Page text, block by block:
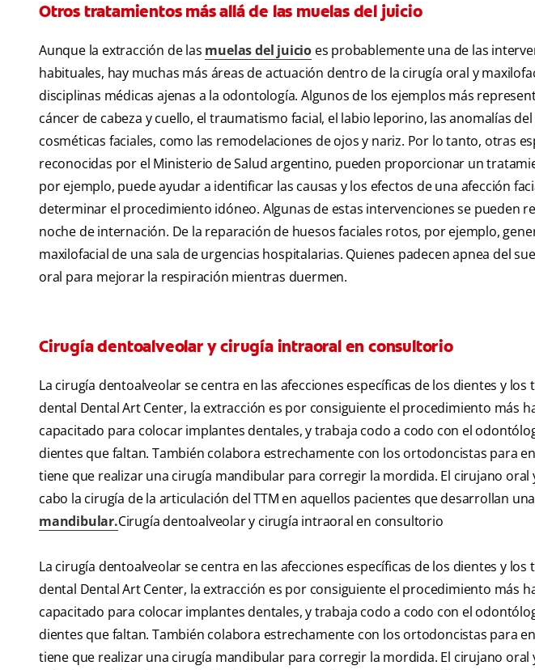
Otros tratamientos más allá de las muelas del juicio
Aunque la extracción de las muelas del juicio es probablemente una de las
habituales, hay muchas más áreas de actuación dentro de la cirugía oral y
disciplinas médicas ajenas a la odontología. Algunos de los ejemplos más
cáncer de cabeza y cuello, el traumatismo facial, el labio leporino, las anomalías
cosméticas faciales, como las remodelaciones de ojos y nariz. Por lo tanto, otras
reconocidas por el Ministerio de Salud argentino, pueden proporcionar un
por ejemplo, puede ayudar a identificar las causas y los efectos de una afección
determinar el procedimiento idóneo. Algunas de estas intervenciones se pueden
noche de internación. De la reparación de huesos faciales rotos, por ejemplo,
maxilofacial de una sala de urgencias hospitalarias. Quienes padecen apnea del
oral para mejorar la respiración mientras duermen.
Cirugía dentoalveolar y cirugía intraoral en consultorio
La cirugía dentoalveolar se centra en las afecciones específicas de los dientes y
dental Dental Art Center, la extracción es por consiguiente el procedimiento más
capacitado para colocar implantes dentales, y trabaja codo a codo con el
dientes que faltan. También colabora estrechamente con los ortodoncistas para
tiene que realizar una cirugía mandibular para corregir la mordida. El cirujano oral
cabo la cirugía de la articulación del TTM en aquellos pacientes que desarrollan
mandibular.Cirugía dentoalveolar y cirugía intraoral en consultorio
La cirugía dentoalveolar se centra en las afecciones específicas de los dientes y
dental Dental Art Center, la extracción es por consiguiente el procedimiento más
capacitado para colocar implantes dentales, y trabaja codo a codo con el
dientes que faltan. También colabora estrechamente con los ortodoncistas para
tiene que realizar una cirugía mandibular para corregir la mordida. El cirujano oral